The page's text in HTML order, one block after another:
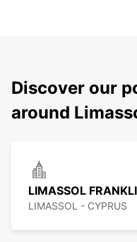
Discover our
around
LIMASSOL
LIMASSOL - CYPRUS